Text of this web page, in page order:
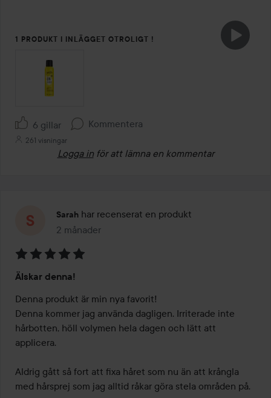
1 PRODUKT I INLÄGGET OTROLIGT !
6 gillar Kommentera
261 visningar
Logga in för att lämna en kommentar
Sarah har recenserat en produkt
2 månader
Inlägget skapades 2 månader
5
av
5
Älskar denna!
Denna produkt är min nya favorit!
Denna kommer jag använda dagligen. Irriterade inte
hårbotten, höll volymen hela dagen och lätt att
applicera.
Aldrig gått så fort att fixa håret som nu än att krångla
med hårsprej som jag alltid råkar göra stela områden på.